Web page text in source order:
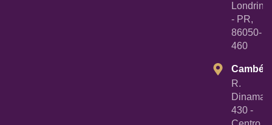
Londrina
- PR,
86050-
460
Cambé
R.
430 -